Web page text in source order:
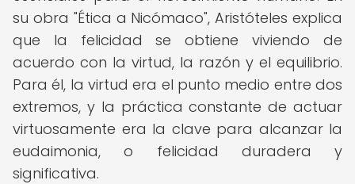
su obra "Ética a Nicómaco", Aristóteles explica
que la felicidad se obtiene viviendo de
acuerdo con la virtud, la razón y el equilibrio.
Para él, la virtud era el punto medio entre dos
extremos, y la práctica constante de actuar
virtuosamente era la clave para alcanzar la
eudaimonia, o felicidad duradera y
significativa.